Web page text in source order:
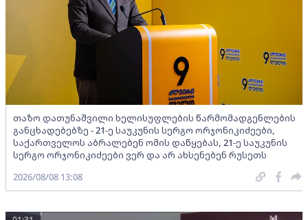
თაზო დათუნაშვილი ხელისუფლების წარმომადგენლების
განცხადებებზე - 21-ე საუკუნის სერგო ორჯონიკიძეები,
საქართველოს აბრალებენ ომის დაწყებას, 21-ე საუკუნის
სერგო ორჯონიკიძეები ვერ და არ ახსენებენ რუსეთს
2026/08/08 13:08